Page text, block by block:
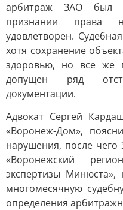
арбитраж ЗАО был
признании
удовлетворен.
хотя сохранение
здоровью, но все же
допущен ряд
документации.
Адвокат Сергей
«Воронеж-Дом»,
нарушения, после
«Воронежский
экспертизы
многомесячную
определения